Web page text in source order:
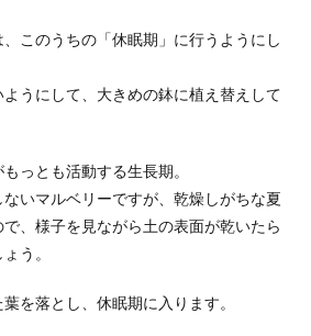
このうちの「休眠期」に行うようにし
うにして、大きめの鉢に植え替えして
っとも活動する生長期。
いマルベリーですが、乾燥しがちな夏
、様子を見ながら土の表面が乾いたら
う。
を落とし、休眠期に入ります。